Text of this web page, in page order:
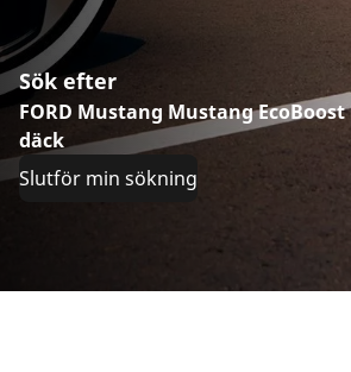
Sök efter
FORD Mustang Mustang
däck
Slutför min sökning